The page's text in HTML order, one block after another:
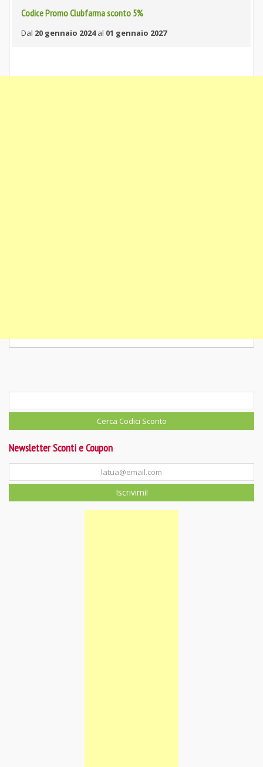
Codice Promo Clubfarma sconto 5%
Dal 20 gennaio 2024al 01 gennaio 2027
Newsletter Sconti e Coupon
Iscrivimi!